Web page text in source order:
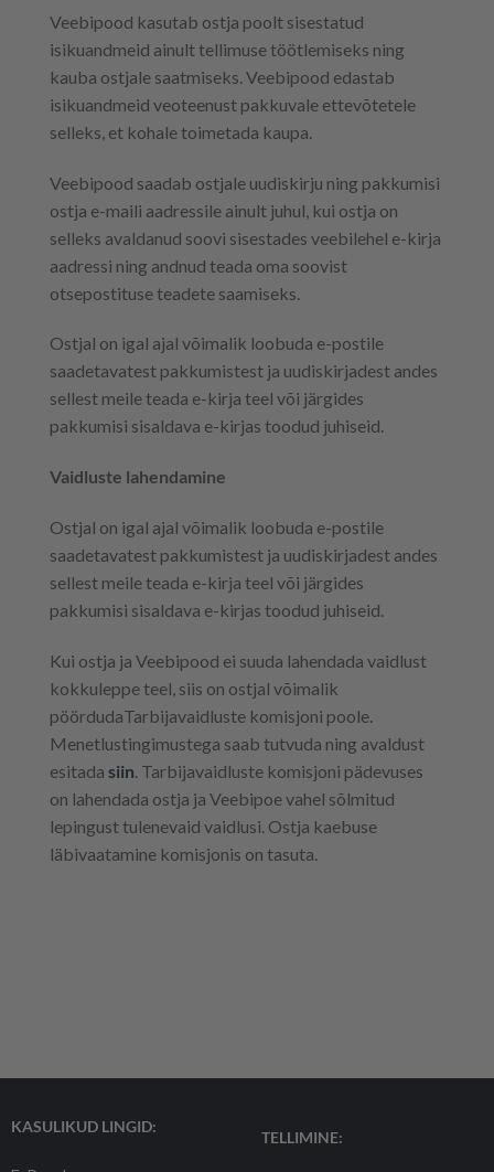
Veebipood kasutab ostja poolt sisestatud
isikuandmeid ainult tellimuse töötlemiseks ning
kauba ostjale saatmiseks. Veebipood edastab
isikuandmeid veoteenust pakkuvale ettevõtetele
selleks, et kohale toimetada kaupa.
Veebipood saadab ostjale uudiskirju ning pakkumisi
ostja e-maili aadressile ainult juhul, kui ostja on
selleks avaldanud soovi sisestades veebilehel e-kirja
aadressi ning andnud teada oma soovist
otsepostituse teadete saamiseks.
Ostjal on igal ajal võimalik loobuda e-postile
saadetavatest pakkumistest ja uudiskirjadest andes
sellest meile teada e-kirja teel või järgides
pakkumisi sisaldava e-kirjas toodud juhiseid.
Vaidluste lahendamine
Ostjal on igal ajal võimalik loobuda e-postile
saadetavatest pakkumistest ja uudiskirjadest andes
sellest meile teada e-kirja teel või järgides
pakkumisi sisaldava e-kirjas toodud juhiseid.
Kui ostja ja Veebipood ei suuda lahendada vaidlust
kokkuleppe teel, siis on ostjal võimalik
pöördudaTarbijavaidluste komisjoni poole.
Menetlustingimustega saab tutvuda ning avaldust
esitada siin. Tarbijavaidluste komisjoni pädevuses
on lahendada ostja ja Veebipoe vahel sõlmitud
lepingust tulenevaid vaidlusi. Ostja kaebuse
läbivaatamine komisjonis on tasuta.
KASULIKUD LINGID:
TELLIMINE: